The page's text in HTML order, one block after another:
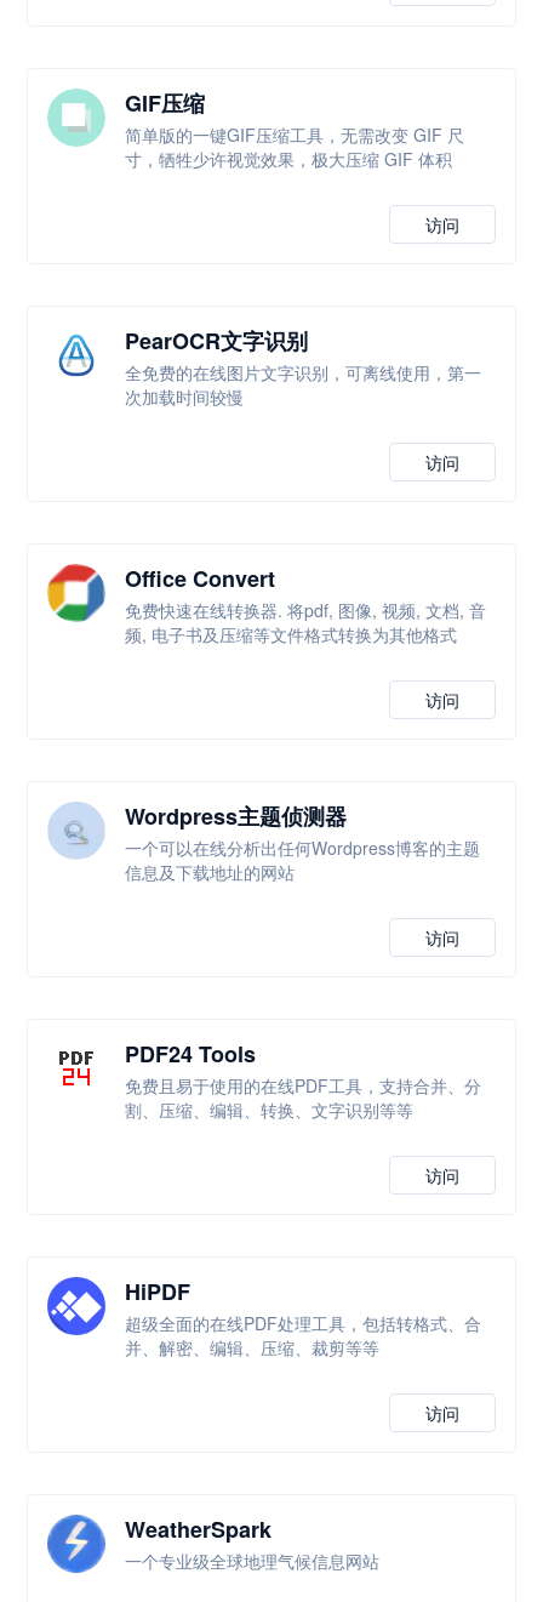
GIF压缩
简单版的一键GIF压缩工具，无需改变 GIF 尺
寸，牺牲少许视觉效果，极大压缩 GIF 体积
访问
PearOCR文字识别
全免费的在线图片文字识别，可离线使用，第一
次加载时间较慢
访问
Office Convert
免费快速在线转换器. 将pdf, 图像, 视频, 文档, 音
频, 电子书及压缩等文件格式转换为其他格式
访问
Wordpress主题侦测器
一个可以在线分析出任何Wordpress博客的主题
信息及下载地址的网站
访问
PDF24 Tools
免费且易于使用的在线PDF工具，支持合并、分
割、压缩、编辑、转换、文字识别等等
访问
HiPDF
超级全面的在线PDF处理工具，包括转格式、合
并、解密、编辑、压缩、裁剪等等
访问
WeatherSpark
一个专业级全球地理气候信息网站